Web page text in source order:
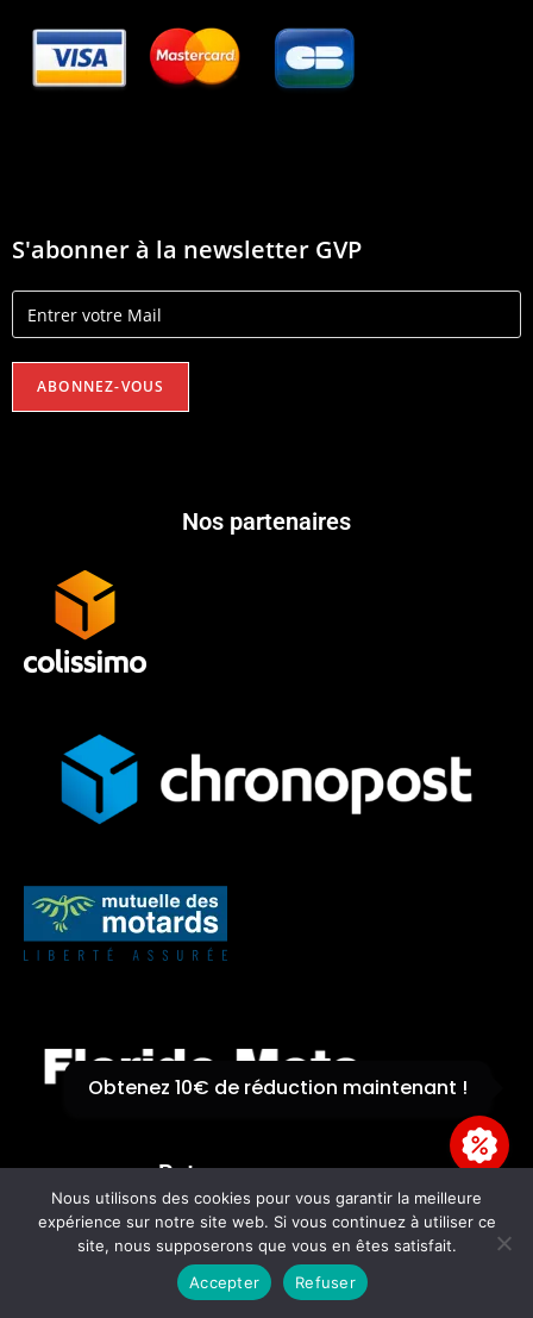
S'abonner à la newsletter GVP
Nos partenaires
Retrouvez nous sur :
Obtenez 10€ de réduction maintenant !
Nous utilisons des cookies pour vous garantir la meilleure
expérience sur notre site web. Si vous continuez à utiliser ce
site, nous supposerons que vous en êtes satisfait.
Accepter
Refuser